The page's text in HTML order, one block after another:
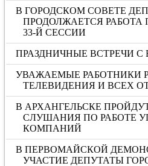
В ГОРОДСКОМ СОВЕТЕ
ПРОДОЛЖАЕТСЯ РАБОТА
33-Й СЕССИИ
ПРАЗДНИЧНЫЕ ВСТРЕЧИ С
УВАЖАЕМЫЕ РАБОТНИКИ
ТЕЛЕВИДЕНИЯ И ВСЕХ
В АРХАНГЕЛЬСКЕ
СЛУШАНИЯ ПО РАБОТЕ
КОМПАНИЙ
В ПЕРВОМАЙСКОЙ
УЧАСТИЕ ДЕПУТАТЫ